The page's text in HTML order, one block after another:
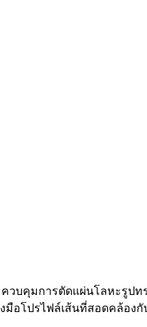
ควบคุมการตัดแผ่นโลหะรูป
มือโปรไฟล์เส้นที่สอดคล้อง